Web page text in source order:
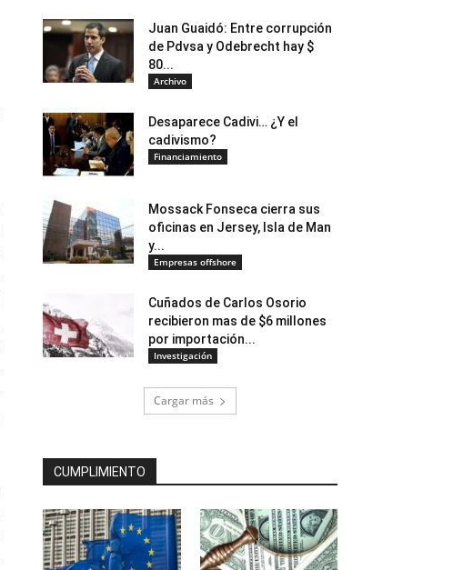
Juan Guaidó: Entre corrupción
de Pdvsa y Odebrecht hay $
80...
Archivo
Desaparece Cadivi… ¿Y el
cadivismo?
Financiamiento
Mossack Fonseca cierra sus
oficinas en Jersey, Isla de Man
y...
Empresas offshore
Cuñados de Carlos Osorio
recibieron mas de $6 millones
por importación...
Investigación
Cargar más
CUMPLIMIENTO